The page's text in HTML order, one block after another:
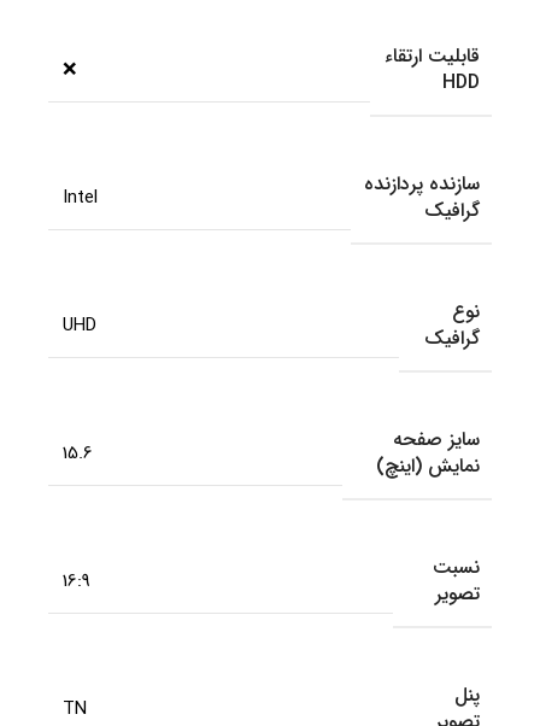
قابلیت ارتقاء
HDD
❌
سازنده پردازنده
گرافیک
Intel
نوع
گرافیک
UHD
سایز صفحه
نمایش (اینچ)
15.6
نسبت
تصویر
16:9
پنل
TN